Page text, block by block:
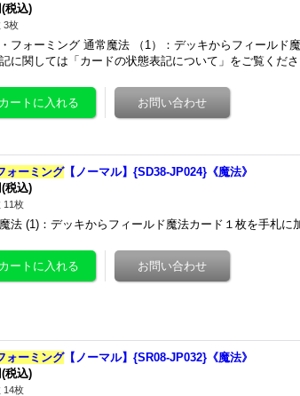
(税込)
3枚
フォーミング 通常魔法 （1）：デッキからフィールド
に関しては「カードの状態表記について」をご覧くだ
ォーミング【ノーマル】{SD38-JP024}《魔法》
(税込)
11枚
法 (1)：デッキからフィールド魔法カード１枚を手札に
ォーミング【ノーマル】{SR08-JP032}《魔法》
(税込)
14枚